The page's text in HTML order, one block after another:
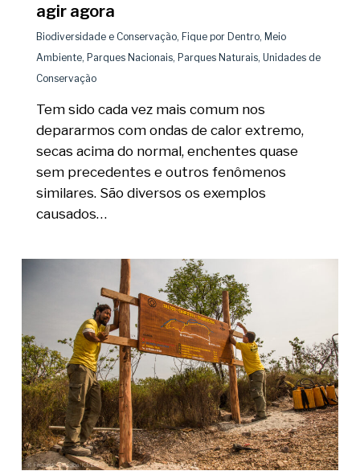
agir agora
Biodiversidade e Conservação, Fique por Dentro, Meio
Ambiente, Parques Nacionais, Parques Naturais, Unidades de
Conservação
Tem sido cada vez mais comum nos
depararmos com ondas de calor extremo,
secas acima do normal, enchentes quase
sem precedentes e outros fenômenos
similares. São diversos os exemplos
causados…